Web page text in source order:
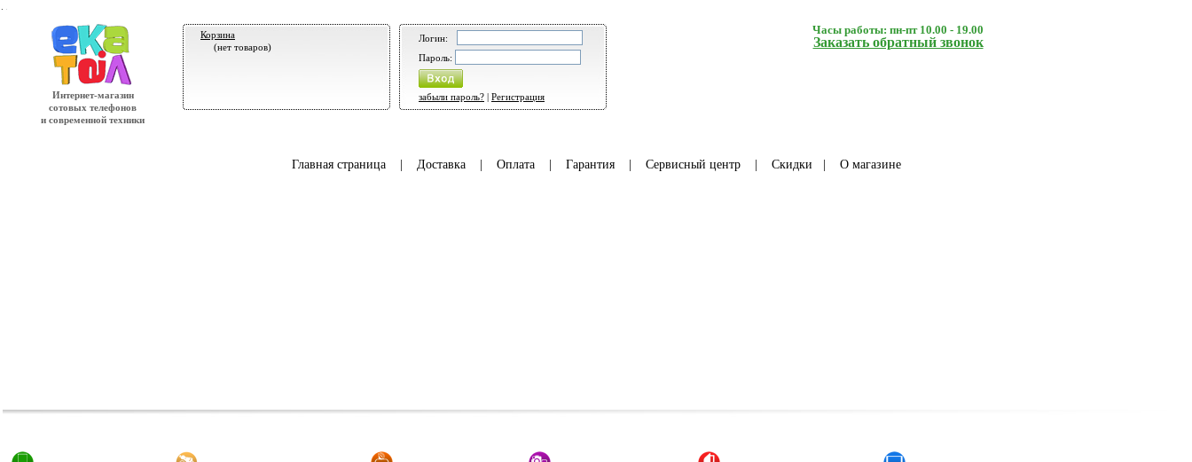
Интернет-магазин
сотовых телефонов
и современной техники
Корзина
(нет товаров)
Логин:
Пароль:
забыли пароль? | Регистрация
Часы работы: пн-пт 10.00 - 19.00
Заказать обратный звонок
Главная страница| Доставка| Оплата| Гарантия| Сервисный центр| Скидки О магазине